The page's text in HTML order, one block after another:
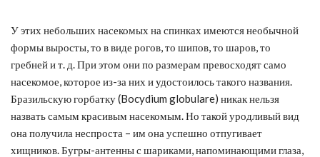
У этих небольших насекомых на спинках имеются необычной
формы выросты, то в виде рогов, то шипов, то шаров, то
гребней и т. д. При этом они по размерам превосходят само
насекомое, которое из-за них и удостоилось такого названия.
Бразильскую горбатку (Bocydium globulare) никак нельзя
назвать самым красивым насекомым. Но такой уродливый вид
она получила неспроста – им она успешно отпугивает
хищников. Бугры-антенны с шариками, напоминающими глаза,